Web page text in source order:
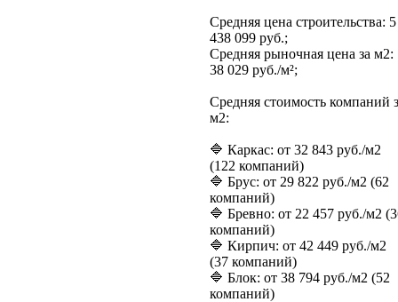
Средняя цена строительства: 5
438 099 руб.;
Средняя рыночная цена за м2:
38 029 руб./м²;
Средняя стоимость компаний
м2:
🔷 Каркас: от 32 843 руб./м2
(122 компаний)
🔷 Брус: от 29 822 руб./м2 (62
компаний)
🔷 Бревно: от 22 457 руб./м2
компаний)
🔷 Кирпич: от 42 449 руб./м2
(37 компаний)
🔷 Блок: от 38 794 руб./м2 (52
компаний)